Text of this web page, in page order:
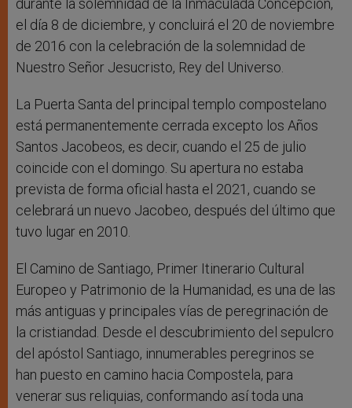
durante la solemnidad de la Inmaculada Concepción,
el día 8 de diciembre, y concluirá el 20 de noviembre
de 2016 con la celebración de la solemnidad de
Nuestro Señor Jesucristo, Rey del Universo.
La Puerta Santa del principal templo compostelano
está permanentemente cerrada excepto los Años
Santos Jacobeos, es decir, cuando el 25 de julio
coincide con el domingo. Su apertura no estaba
prevista de forma oficial hasta el 2021, cuando se
celebrará un nuevo Jacobeo, después del último que
tuvo lugar en 2010.
El Camino de Santiago, Primer Itinerario Cultural
Europeo y Patrimonio de la Humanidad, es una de las
más antiguas y principales vías de peregrinación de
la cristiandad. Desde el descubrimiento del sepulcro
del apóstol Santiago, innumerables peregrinos se
han puesto en camino hacia Compostela, para
venerar sus reliquias, conformando así toda una